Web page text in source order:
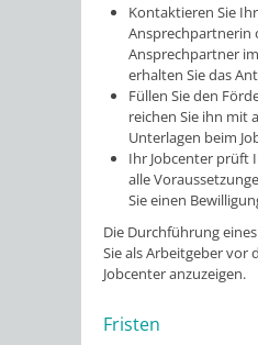
Kontaktieren Sie
Ansprechpartnerin
Ansprechpartner
erhalten Sie das
Füllen Sie den
reichen Sie ihn mit
Unterlagen beim
Ihr Jobcenter prüft
alle
Sie einen
Die Durchführung
Sie als Arbeitgeber vor
Jobcenter anzuzeigen.
Fristen